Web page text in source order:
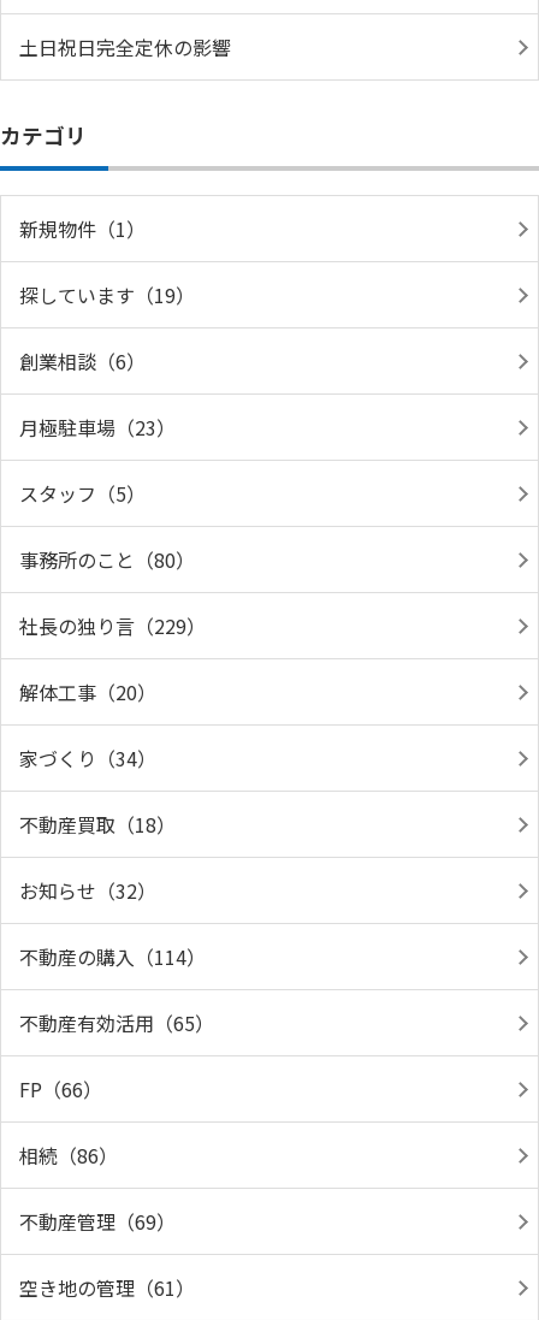
土日祝日完全定休の影響
カテゴリ
新規物件（1）
探しています（19）
創業相談（6）
月極駐車場（23）
スタッフ（5）
事務所のこと（80）
社長の独り言（229）
解体工事（20）
家づくり（34）
不動産買取（18）
お知らせ（32）
不動産の購入（114）
不動産有効活用（65）
FP（66）
相続（86）
不動産管理（69）
空き地の管理（61）